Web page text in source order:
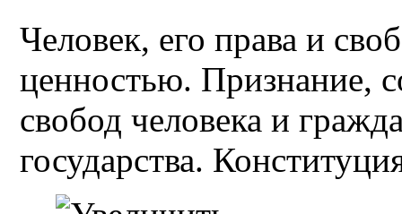
Человек, его права и
ценностью. Признание,
свобод человека и
государства.